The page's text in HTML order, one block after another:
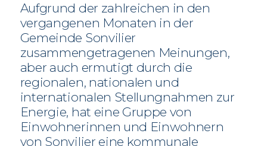
Aufgrund der zahlreichen in den
vergangenen Monaten in der
Gemeinde Sonvilier
zusammengetragenen Meinungen,
aber auch ermutigt durch die
regionalen, nationalen und
internationalen Stellungnahmen zur
Energie, hat eine Gruppe von
Einwohnerinnen und Einwohnern
von Sonvilier eine kommunale